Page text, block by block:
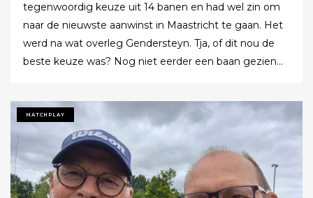
tegenwoordig keuze uit 14 banen en had wel zin om
naar de nieuwste aanwinst in Maastricht te gaan. Het
werd na wat overleg Gendersteyn. Tja, of dit nou de
beste keuze was? Nog niet eerder een baan gezien
voor meer banen? Ze hebben echt hun best gedaan
om de afslagplaatsen en de greens groen te houden
maar dat leverde weer allerlei andere problemen op (
oa drassigheid rondom en op de greens ) dus
uitdaging volop! Ik denk dat buiten ons iedereen op de
MATCHPLAY